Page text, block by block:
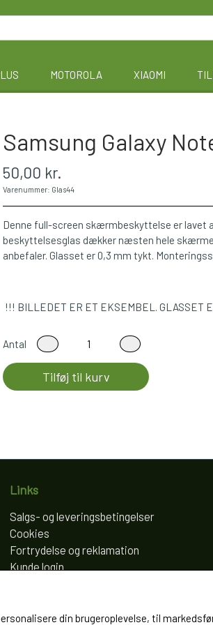
MOTOROLA XIAOMI
Samsung Galaxy
50,00 kr.
Varenummer: Glas44
Denne full-screen skærmbeskyttelse er
beskyttelsesglas dækker næsten hele
anbefaler. Glasset er 0,3 mm tykt.
!!! BILLEDET ER ET EKSEMBEL. GLASSET
Antal
Tilføj til kurv
Links
Salgs- og leveringsbetingelser
Cookies
Fortrydelse og reklamation
Kunde login
din brugeroplevelse, til